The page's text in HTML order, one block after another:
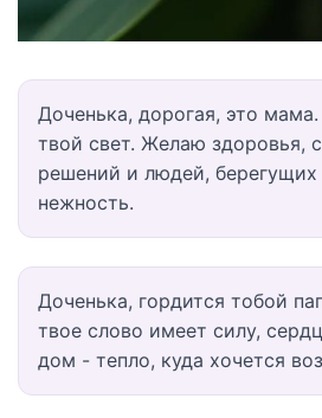
Доченька, дорогая, это
твой свет. Желаю здоровья,
решений и людей,
нежность.
Доченька, гордится тобой
твое слово имеет силу,
дом - тепло, куда хочется